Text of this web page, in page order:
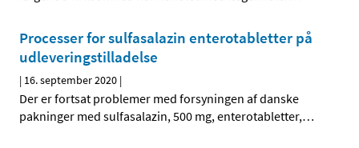
Processer for sulfasalazin enterotabletter på
udleveringstilladelse
| 16. september 2020 |
Der er fortsat problemer med forsyningen af danske
pakninger med sulfasalazin, 500 mg, enterotabletter,…